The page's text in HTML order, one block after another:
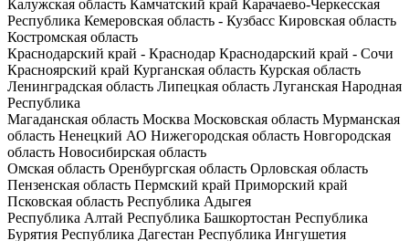
Калужская область Камчатский край Карачаево-Черкесская
Республика Кемеровская область - Кузбасс Кировская область
Костромская область
Краснодарский край - Краснодар Краснодарский край - Сочи
Красноярский край Курганская область Курская область
Ленинградская область Липецкая область Луганская Народная
Республика
Магаданская область Москва Московская область Мурманская
область Ненецкий АО Нижегородская область Новгородская
область Новосибирская область
Омская область Оренбургская область Орловская область
Пензенская область Пермский край Приморский край
Псковская область Республика Адыгея
Республика Алтай Республика Башкортостан Республика
Бурятия Республика Дагестан Республика Ингушетия